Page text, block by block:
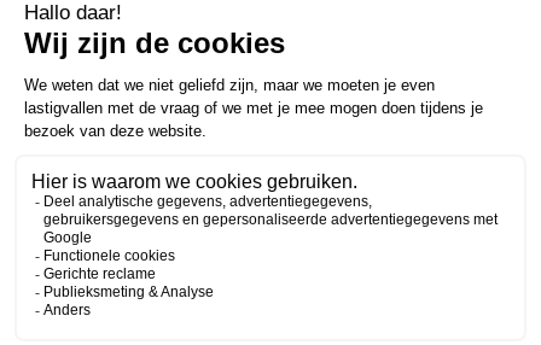
E-
mailadres
Inschrijven
FacebookInstagramLinkedInYouTubeSpotify
Copyright 2026